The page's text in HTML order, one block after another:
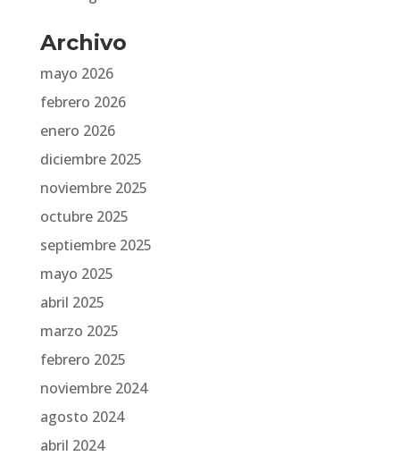
Archivo
mayo 2026
febrero 2026
enero 2026
diciembre 2025
noviembre 2025
octubre 2025
septiembre 2025
mayo 2025
abril 2025
marzo 2025
febrero 2025
noviembre 2024
agosto 2024
abril 2024